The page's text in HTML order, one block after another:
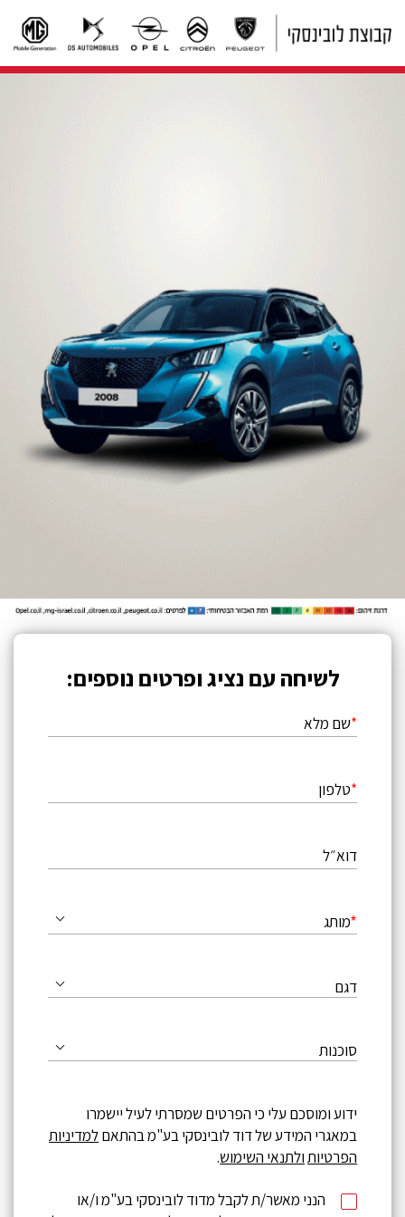
לשיחה עם נציג ופרטים נוספים:
שם מלא
טלפון
דוא״ל
מותג
דגם
סוכנות
ידוע ומוסכם עלי כי הפרטים שמסרתי לעיל יישמרו
במאגרי המידע של דוד לובינסקי בע"מ בהתאםלמדיניות
הפרטיותולתנאי השימוש.
הנני מאשר/ת לקבל מדוד לובינסקי בע"מ ו/או